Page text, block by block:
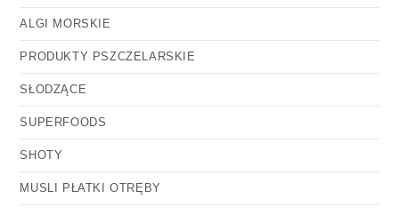
ALGI MORSKIE
PRODUKTY PSZCZELARSKIE
SŁODZĄCE
SUPERFOODS
SHOTY
MUSLI PŁATKI OTRĘBY